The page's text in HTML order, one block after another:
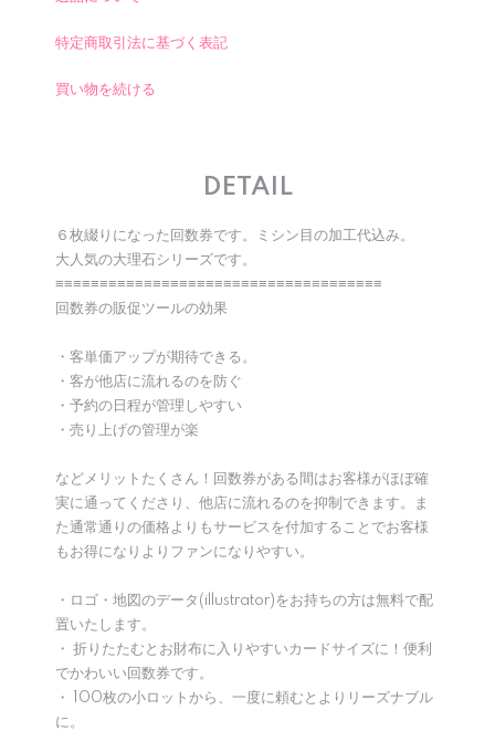
特定商取引法に基づく表記
買い物を続ける
DETAIL
６枚綴りになった回数券です。ミシン目の加工代込み。
大人気の大理石シリーズです。
≡≡≡≡≡≡≡≡≡≡≡≡≡≡≡≡≡≡≡≡≡≡≡≡≡≡≡≡≡≡≡≡≡≡≡≡≡
回数券の販促ツールの効果
・客単価アップが期待できる。
・客が他店に流れるのを防ぐ
・予約の日程が管理しやすい
・売り上げの管理が楽
などメリットたくさん！回数券がある間はお客様がほぼ確
実に通ってくださり、他店に流れるのを抑制できます。ま
た通常通りの価格よりもサービスを付加することでお客様
もお得になりよりファンになりやすい。
・ロゴ・地図のデータ(illustrator)をお持ちの方は無料で配
置いたします。
・ 折りたたむとお財布に入りやすいカードサイズに！便利
でかわいい回数券です。
・ 100枚の小ロットから、一度に頼むとよりリーズナブル
に。